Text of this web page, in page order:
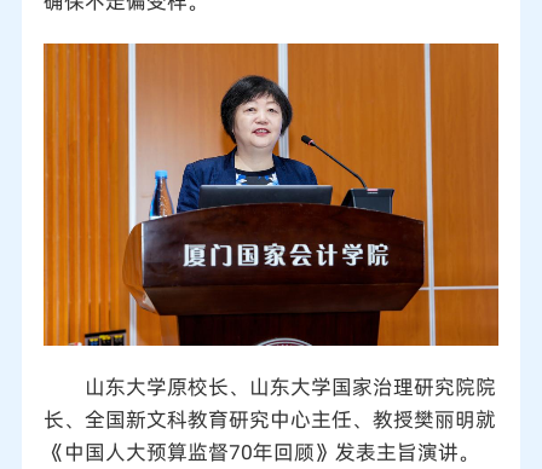
山东大学原校长、山东大学国家治理研究院院
长、全国新文科教育研究中心主任、教授樊丽明就
《中国人大预算监督70年回顾》发表主旨演讲。